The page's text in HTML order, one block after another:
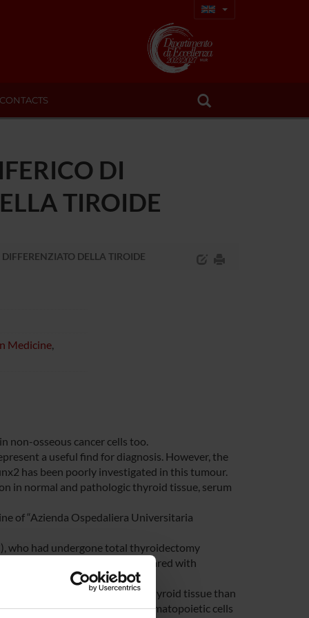
CONTACTS
DI
TIROIDE
DELLA TIROIDE
Medicine,
non-osseous cancer cells too.
a useful find for diagnosis. However, the
has been poorly investigated in this tumour.
in normal and pathologic thyroid tissue, serum
of “Azienda Ospedaliera Universitaria
who had undergone total thyroidectomy
transcription PCR, were compared with
fold expression) in pathologic thyroid tissue than
in serum and circulating non hematopoietic cells